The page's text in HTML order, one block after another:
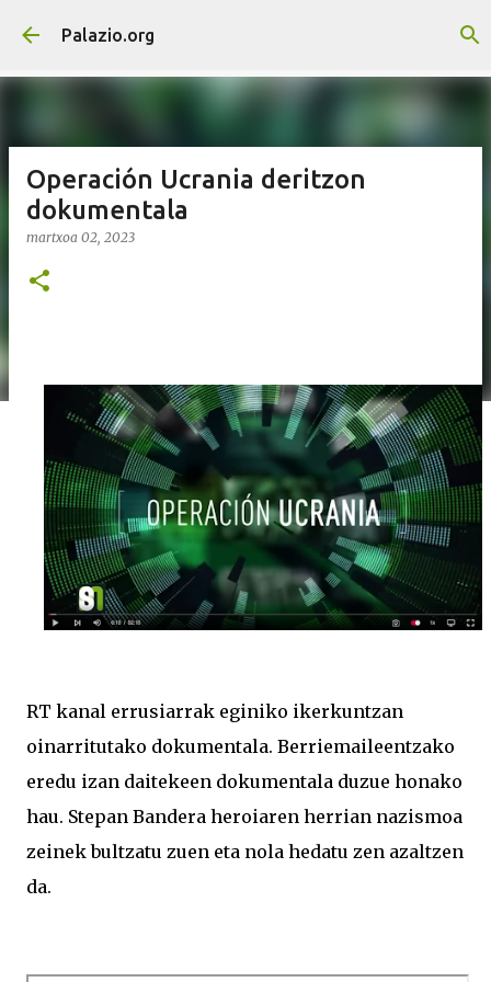
Saltatu eta joan eduki nagusira
Palazio.org
Operación Ucrania deritzon
dokumentala
martxoa 02, 2023
RT kanal errusiarrak eginiko ikerkuntzan
oinarritutako dokumentala. Berriemaileentzako
eredu izan daitekeen dokumentala duzue honako
hau. Stepan Bandera heroiaren herrian nazismoa
zeinek bultzatu zuen eta nola hedatu zen azaltzen
da.